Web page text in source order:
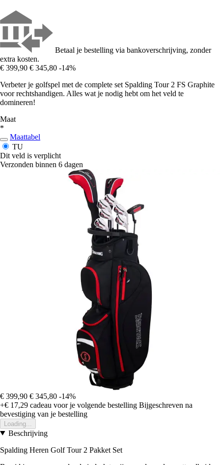
Betaal je bestelling via bankoverschrijving, zonder
extra kosten.
€ 399,90 € 345,80 -14%
Verbeter je golfspel met de complete set Spalding Tour 2 FS Graphite
voor rechtshandigen. Alles wat je nodig hebt om het veld te
domineren!
Maat
*
Maattabel
TU
Dit veld is verplicht
Verzonden binnen 6 dagen
€ 399,90 € 345,80 -14%
+€ 17,29 cadeau voor je volgende bestelling Bijgeschreven na
bevestiging van je bestelling
Loading...
Beschrijving
Spalding Heren Golf Tour 2 Pakket Set